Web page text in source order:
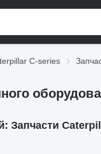
C-series
Запчасти